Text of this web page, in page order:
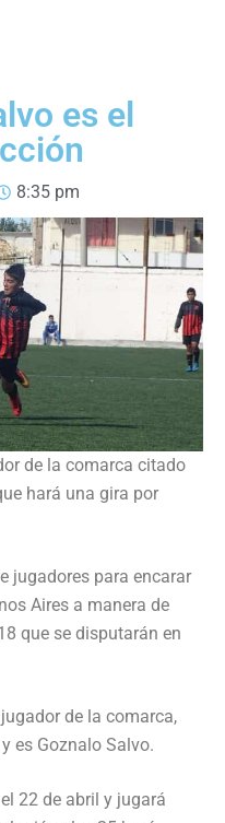
es el
8:35 pm
de la comarca citado
hará una gira por
jugadores para encarar
Aires a manera de
que se disputarán en
de la comarca,
es Goznalo Salvo.
22 de abril y jugará